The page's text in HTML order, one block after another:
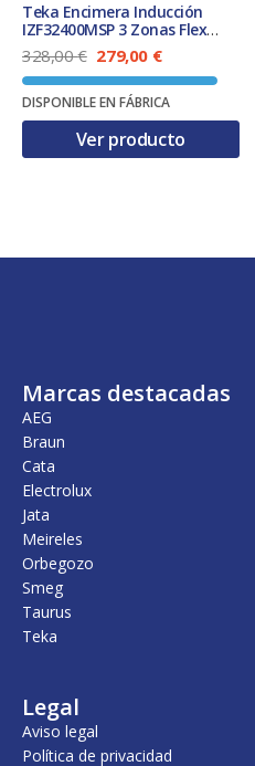
Teka Encimera Inducción
IZF32400MSP 3 Zonas Flex
30x51cm Biselada
328,00€ E
l
p
r
c
g
a
279,00 €E
l
p
r
e
c
u
7
DISPONIBLE EN FÁBRICA
Ver producto
Marcas destacadas
AEG
Braun
Cata
Electrolux
Jata
Meireles
Orbegozo
Smeg
Taurus
Teka
Legal
Aviso legal
Política de privacidad